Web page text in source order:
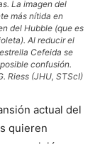
La imagen del
más nítida en
del Hubble (que es
Al reducir el
Cefeida se
confusión.
Riess (JHU, STScI)
actual del
quieren